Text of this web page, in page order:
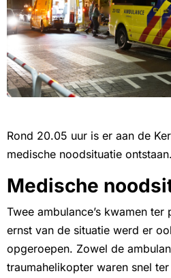
Rond 20.05 uur is er aan de
medische noodsituatie ontstaan.
Medische
Twee ambulance’s kwamen
ernst van de situatie werd er
opgeroepen. Zowel de
traumahelikopter waren snel